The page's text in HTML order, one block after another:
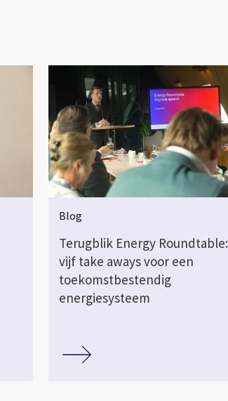
Blog
Terugblik Energy Roundtable:
vijf take aways voor een
toekomstbestendig
energiesysteem